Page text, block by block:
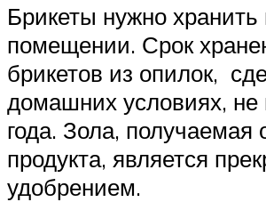
Брикеты нужно хранить
помещении. Срок
брикетов из опилок,
домашних условиях,
года. Зола, получаемая
продукта, является
удобрением.